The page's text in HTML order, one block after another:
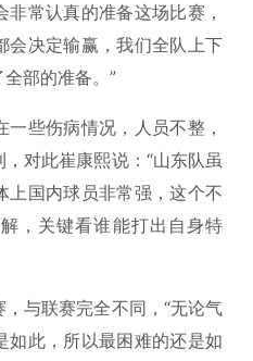
常认真的准备这场比赛，
会决定输赢，我们全队上下
部的准备。”
些伤病情况，人员不整，
对此崔康熙说：“山东队虽
上国内球员非常强，这个不
，关键看谁能打出自身特
与联赛完全不同，“无论气
如此，所以最困难的还是如